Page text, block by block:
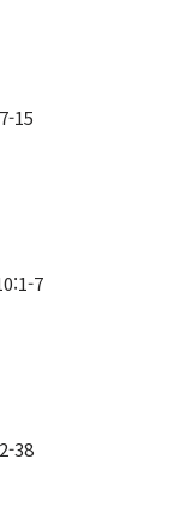
15
7
38